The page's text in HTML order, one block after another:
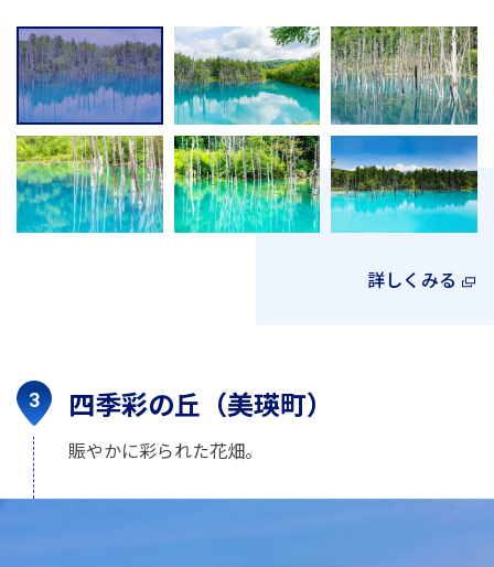
詳しくみる
四季彩の丘（美瑛町）
賑やかに彩られた花畑。